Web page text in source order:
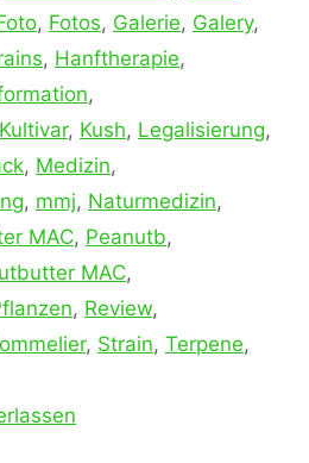
, Fotos, Galerie, Galery,
, Hanftherapie,
,
Kultivar, Kush, Legalisierung,
, Medizin,
, mmj, Naturmedizin,
MAC, Peanutb,
MAC,
, Review,
, Strain, Terpene,